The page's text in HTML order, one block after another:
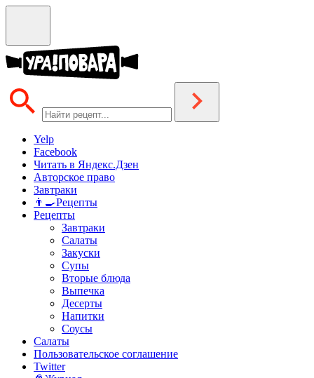
Yelp
Facebook
Читать в Яндекс.Дзен
Авторское право
Завтраки
👨‍🍳Рецепты
Рецепты
Завтраки
Салаты
Закуски
Супы
Вторые блюда
Выпечка
Десерты
Напитки
Соусы
Салаты
Пользовательское соглашение
Twitter